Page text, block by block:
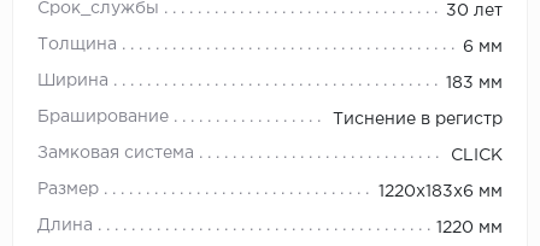
Срок_службы 30 лет
Толщина 6 мм
Ширина 183 мм
Браширование Тиснение в регистр
Замковая система CLICK
Размер 1220х183х6 мм
Длина 1220 мм